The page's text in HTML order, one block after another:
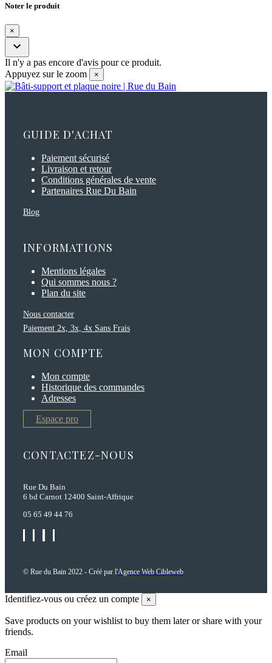
Noter le produit
×

Il n'y a pas encore d'avis pour ce produit.
Appuyez sur le zoom
×
GUIDE D'ACHAT
Paiement sécurisé
Livraison et retour
Conditions générales de vente
Partenaires Rue Du Bain
Blog
INFORMATIONS
Mentions légales
Qui sommes nous ?
Plan du site
Nous contacter
Paiement 2x, 3x, 4x Sans Frais
MON COMPTE
Mon compte
Historique des commandes
Adresses
Espace pro
CONTACTEZ-NOUS
Rue Du Bain
6 bd Carnot 12400 Saint-Affrique
05 65 49 44 76
© Rue du Bain 2022 - Créé par l'Agence Web Cibleweb
Identifiez-vous ou créez un compte ×
Save products on your wishlist to buy them later or share with your
friends.
Email